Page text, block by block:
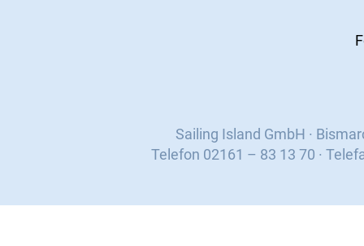
Sailing Island GmbH ·
Telefon 02161 – 83 13 70 ·